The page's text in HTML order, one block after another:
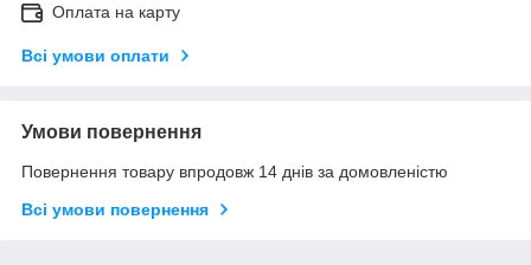
Оплата на карту
Всі умови оплати
Умови повернення
Повернення товару впродовж 14 днів за домовленістю
Всі умови повернення